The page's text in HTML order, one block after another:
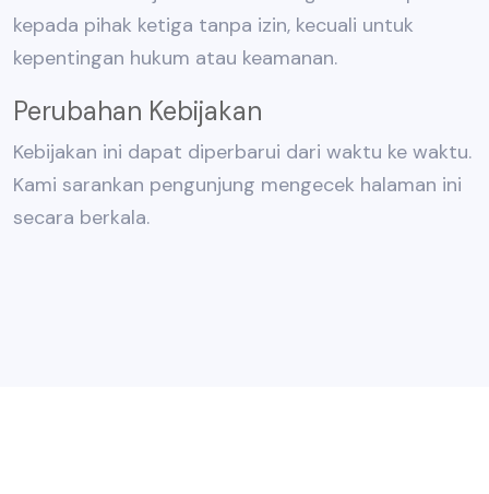
kepada pihak ketiga tanpa izin, kecuali untuk
kepentingan hukum atau keamanan.
Perubahan Kebijakan
Kebijakan ini dapat diperbarui dari waktu ke waktu.
Kami sarankan pengunjung mengecek halaman ini
secara berkala.